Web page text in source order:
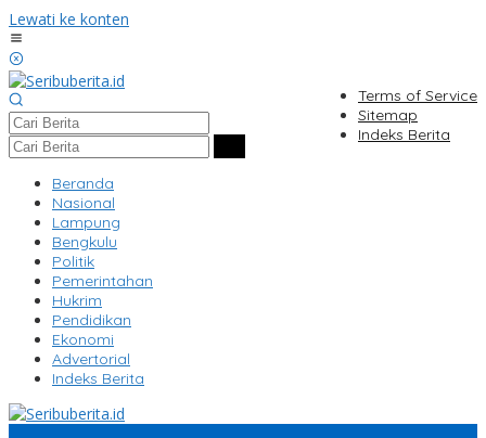
Lewati ke konten
Terms of Service
Sitemap
Indeks Berita
Beranda
Nasional
Lampung
Bengkulu
Politik
Pemerintahan
Hukrim
Pendidikan
Ekonomi
Advertorial
Indeks Berita